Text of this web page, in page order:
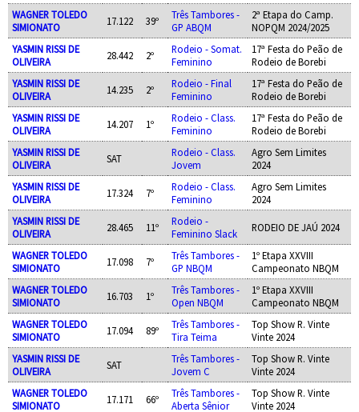
WAGNER TOLEDO
SIMIONATO
17.122 39º
Três Tambores -
GP ABQM
2ª Etapa do Camp.
NOPQM 2024/2025
YASMIN RISSI DE
OLIVEIRA
28.442 2º
Rodeio - Somat.
Feminino
17ª Festa do Peão de
Rodeio de Borebi
YASMIN RISSI DE
OLIVEIRA
14.235 2º
Rodeio - Final
Feminino
17ª Festa do Peão de
Rodeio de Borebi
YASMIN RISSI DE
OLIVEIRA
14.207 1º
Rodeio - Class.
Feminino
17ª Festa do Peão de
Rodeio de Borebi
YASMIN RISSI DE
OLIVEIRA
SAT
Rodeio - Class.
Jovem
Agro Sem Limites
2024
YASMIN RISSI DE
OLIVEIRA
17.324 7º
Rodeio - Class.
Feminino
Agro Sem Limites
2024
YASMIN RISSI DE
OLIVEIRA
28.465 11º
Rodeio -
Feminino Slack
RODEIO DE JAÚ 2024
WAGNER TOLEDO
SIMIONATO
17.098 7º
Três Tambores -
GP NBQM
1º Etapa XXVIII
Campeonato NBQM
WAGNER TOLEDO
SIMIONATO
16.703 1º
Três Tambores -
Open NBQM
1º Etapa XXVIII
Campeonato NBQM
WAGNER TOLEDO
SIMIONATO
17.094 89º
Três Tambores -
Tira Teima
Top Show R. Vinte
Vinte 2024
YASMIN RISSI DE
OLIVEIRA
SAT
Três Tambores -
Jovem C
Top Show R. Vinte
Vinte 2024
WAGNER TOLEDO
SIMIONATO
17.171 66º
Três Tambores -
Aberta Sênior
Top Show R. Vinte
Vinte 2024